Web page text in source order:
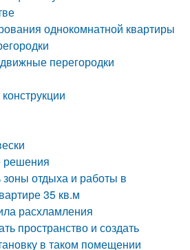
однокомнатной квартиры
перегородки
решения
зоны отдыха и работы в
35 кв.м
расхламления
пространство и создать
в таком помещении